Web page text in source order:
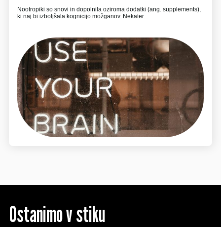
Nootropiki so snovi in dopolnila oziroma dodatki (ang. supplements),
ki naj bi izboljšala kognicijo možganov. Nekater...
Ostanimo v stiku